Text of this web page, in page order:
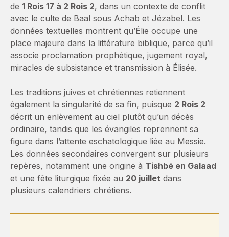
de 1 Rois 17 à 2 Rois 2, dans un contexte de conflit
avec le culte de Baal sous Achab et Jézabel. Les
données textuelles montrent qu’Élie occupe une
place majeure dans la littérature biblique, parce qu’il
associe proclamation prophétique, jugement royal,
miracles de subsistance et transmission à Élisée.
Les traditions juives et chrétiennes retiennent
également la singularité de sa fin, puisque 2 Rois 2
décrit un enlèvement au ciel plutôt qu’un décès
ordinaire, tandis que les évangiles reprennent sa
figure dans l’attente eschatologique liée au Messie.
Les données secondaires convergent sur plusieurs
repères, notamment une origine à Tishbé en Galaad
et une fête liturgique fixée au 20 juillet dans
plusieurs calendriers chrétiens.